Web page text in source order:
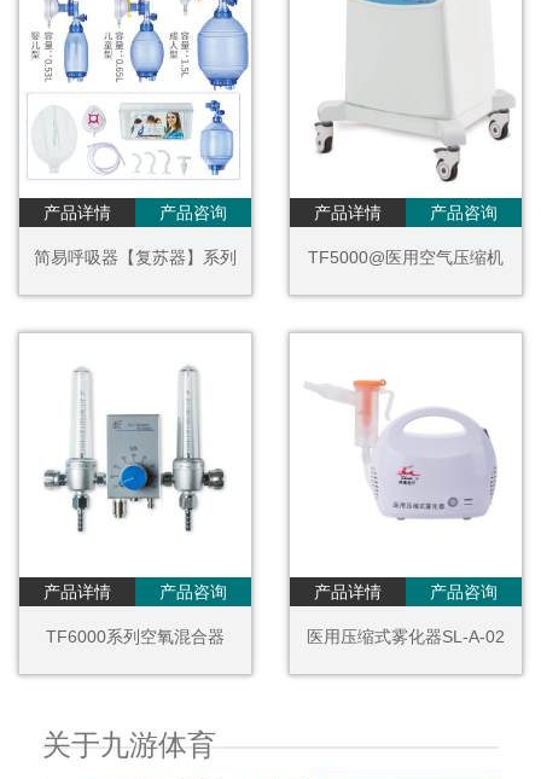
产品详情 产品咨询
简易呼吸器【复苏器】系列
产品详情 产品咨询
TF5000@医用空气压缩机
产品详情 产品咨询
TF6000系列空氧混合器
产品详情 产品咨询
医用压缩式雾化器SL-A-02
关于九游体育